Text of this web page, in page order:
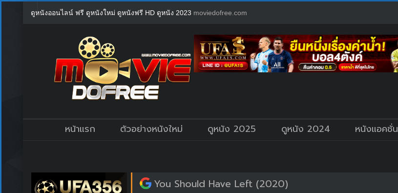
ดูหนังออนไลน์ ฟรี ดูหนังใหม่ ดูหนังฟรี HD ดูหนัง 2023 moviedofree.com
หน้าแรก ตัวอย่างหนังใหม่ ดูหนัง 2025 ดูหนัง 2024 หนังแอคชั่น
You Should Have Left (2020)